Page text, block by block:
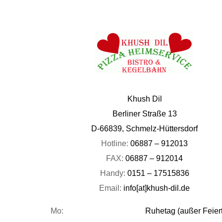
Khush Dil
Berliner Straße 13
D-66839, Schmelz-Hüttersdorf
Hotline:06887 – 912013
FAX:06887 – 912014
Handy: 0151 – 17515836
Email: info[at]khush-dil.de
Mo:
Ruhetag (außer